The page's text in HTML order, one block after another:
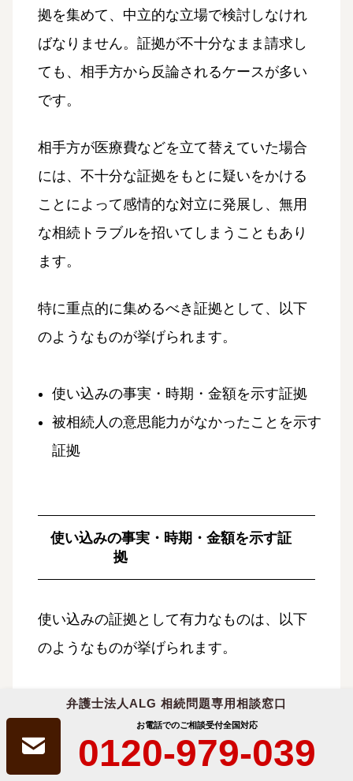
弁護士法人ALG 相続問題専用相談窓口
お電話でのご相談受付全国対応
0120-979-039
拠を集めて、中立的な立場で検討しなけれ
ばなりません。証拠が不十分なまま請求し
ても、相手方から反論されるケースが多い
です。
相手方が医療費などを立て替えていた場合
には、不十分な証拠をもとに疑いをかける
ことによって感情的な対立に発展し、無用
な相続トラブルを招いてしまうこともあり
ます。
特に重点的に集めるべき証拠として、以下
のようなものが挙げられます。
使い込みの事実・時期・金額を示す証拠
被相続人の意思能力がなかったことを示す
証拠
使い込みの事実・時期・金額を示す証
拠
使い込みの証拠として有力なものは、以下
のようなものが挙げられます。
預貯金通帳、取引履歴、定額貯金の解約請
求書の写し等